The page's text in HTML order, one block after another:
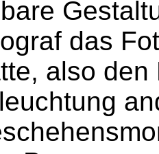
das
also